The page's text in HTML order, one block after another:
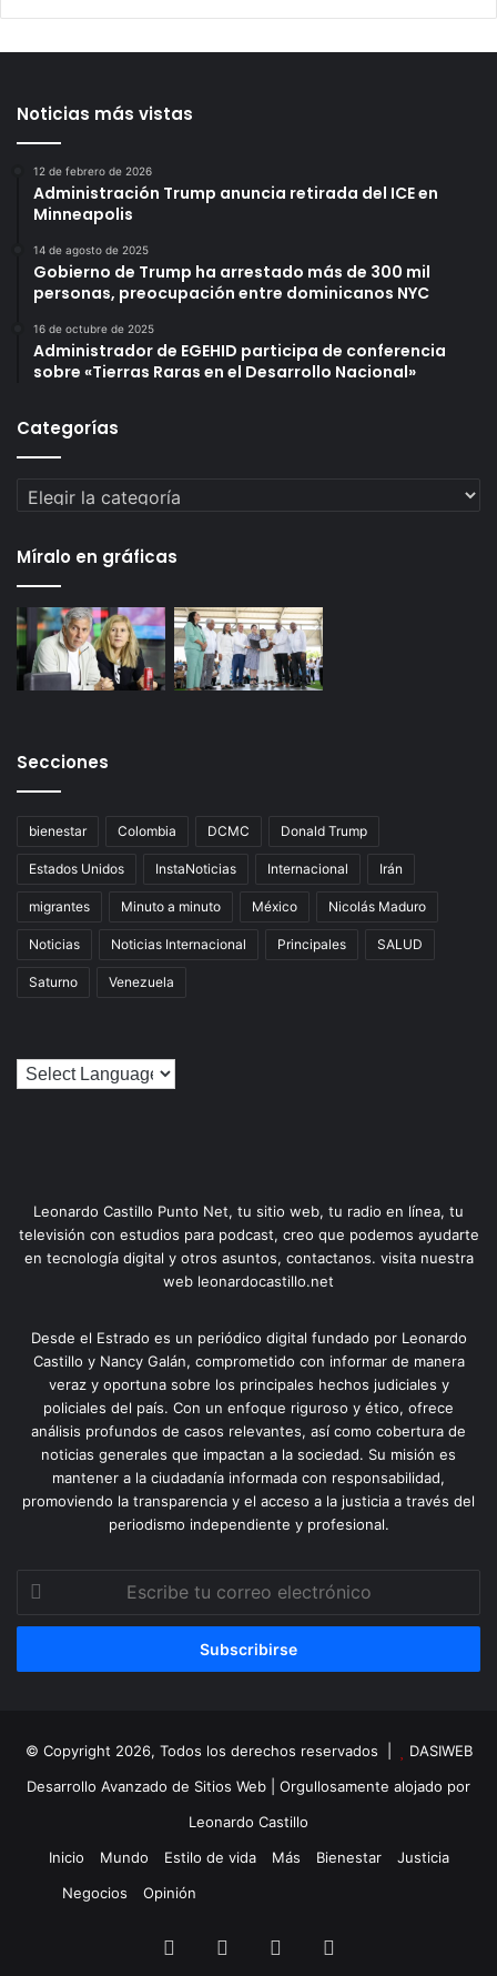
Noticias más vistas
12 de febrero de 2026
Administración Trump anuncia retirada del ICE en
Minneapolis
14 de agosto de 2025
Gobierno de Trump ha arrestado más de 300 mil
personas, preocupación entre dominicanos NYC
16 de octubre de 2025
Administrador de EGEHID participa de conferencia
sobre «Tierras Raras en el Desarrollo Nacional»
Categorías
Categorías
Míralo en gráficas
Secciones
bienestar Colombia DCMC Donald Trump
Estados Unidos InstaNoticias Internacional Irán
migrantes Minuto a minuto México Nicolás Maduro
Noticias Noticias Internacional Principales SALUD
Saturno Venezuela
Leonardo Castillo Punto Net, tu sitio web, tu radio en línea, tu
televisión con estudios para podcast, creo que podemos ayudarte
en tecnología digital y otros asuntos, contactanos. visita nuestra
web leonardocastillo.net
Desde el Estrado es un periódico digital fundado por Leonardo
Castillo y Nancy Galán, comprometido con informar de manera
veraz y oportuna sobre los principales hechos judiciales y
policiales del país. Con un enfoque riguroso y ético, ofrece
análisis profundos de casos relevantes, así como cobertura de
noticias generales que impactan a la sociedad. Su misión es
mantener a la ciudadanía informada con responsabilidad,
promoviendo la transparencia y el acceso a la justicia a través del
periodismo independiente y profesional.
correo
© Copyright 2026, Todos los derechos reservados |
DASIWEB
Desarrollo Avanzado de Sitios Web | Orgullosamente alojado por
Leonardo Castillo
Inicio
Mundo Estilo de vida Más Bienestar
Justicia
Negocios
Opinión
Facebook YouTube